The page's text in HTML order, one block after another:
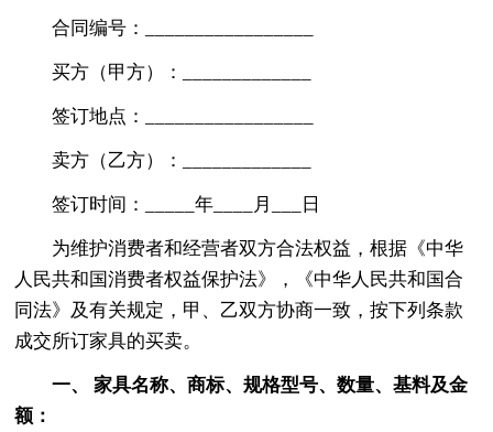
合同编号：_________________
买方（甲方）：_____________
签订地点：_________________
卖方（乙方）：_____________
签订时间：_____年____月___日
为维护消费者和经营者双方合法权益，根据《中华
人民共和国消费者权益保护法》，《中华人民共和国合
同法》及有关规定，甲、乙双方协商一致，按下列条款
成交所订家具的买卖。
一、 家具名称、商标、规格型号、数量、基料及金
额：